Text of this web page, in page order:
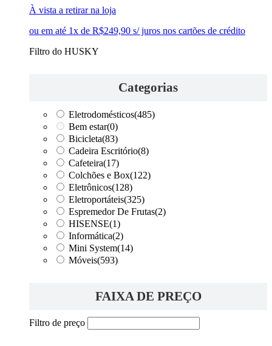
À vista a retirar na loja
ou em até 1x de R$249,90 s/ juros nos cartões de crédito
Filtro do HUSKY
Categorias
Eletrodomésticos(485)
Bem estar(0)
Bicicleta(83)
Cadeira Escritório(8)
Cafeteira(17)
Colchões e Box(122)
Eletrônicos(128)
Eletroportáteis(325)
Espremedor De Frutas(2)
HISENSE(1)
Informática(2)
Mini System(14)
Móveis(593)
FAIXA DE PREÇO
Filtro de preço